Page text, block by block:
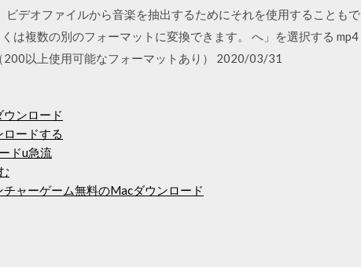
デオファイルから音楽を抽出するためにそれを使用することも
は複数の別のフォーマットに変換できます。 へ」を選択する
以上使用可能なフォーマットあり） 2020/03/31
ンロード
ードする
ドu急流
ャーゲーム無料のMacダウンロード